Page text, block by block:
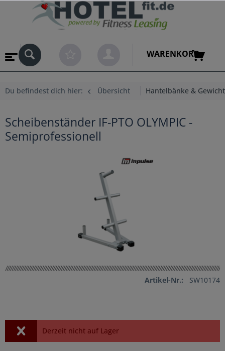
WARENKORB
Du befindest dich hier: Übersicht Hantelbänke &
Scheibenständer IF-PTO OLYMPIC -
Semiprofessionell
Artikel-Nr.: SW10174
Derzeit nicht auf Lager